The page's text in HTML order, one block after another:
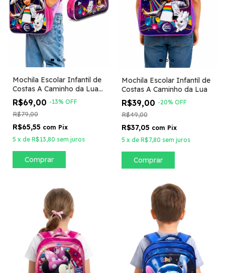
Mochila Escolar Infantil de
Costas A Caminho da Lua
com Estojo
R$69,00 -13% OFF
R$79,00
R$65,55 com Pix
5 x de R$13,80 sem juros
Comprar
Mochila Escolar Infantil de
Costas A Caminho da Lua
R$39,00 -20% OFF
R$49,00
R$37,05 com Pix
5 x de R$7,80 sem juros
Comprar